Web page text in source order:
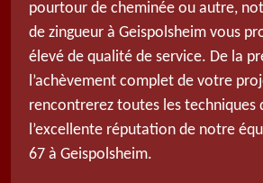
pourtour de cheminée ou autre,
de zingueur à Geispolsheim vous
élevé de qualité de service. De la
l’achèvement complet de votre
rencontrerez toutes les techniques
l’excellente réputation de notre
67 à Geispolsheim.